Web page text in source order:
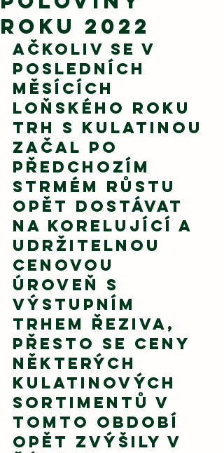
roku 2022
Ačkoliv se v
posledních
měsících
loňského roku
trh s kulatinou
začal po
předchozím
strmém růstu
opět dostávat
na korelující a
udržitelnou
cenovou
úroveň s
výstupním
trhem řeziva,
přesto se ceny
některých
kulatinových
sortimentů v
tomto období
opět zvýšily v